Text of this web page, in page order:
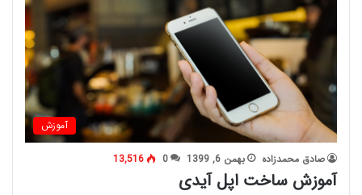
آموزش
صادق محمدزاده بهمن 6, 1399 0
13,516
آموزش ساخت اپل آیدی